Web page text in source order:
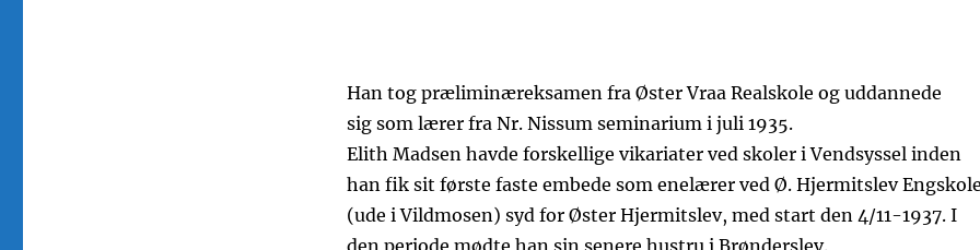
Han tog præliminæreksamen fra Øster Vraa Realskole og uddannede
sig som lærer fra Nr. Nissum seminarium i juli 1935.
Elith Madsen havde forskellige vikariater ved skoler i Vendsyssel inden
han fik sit første faste embede som enelærer ved Ø. Hjermitslev
(ude i Vildmosen) syd for Øster Hjermitslev, med start den 4/11-1937. I